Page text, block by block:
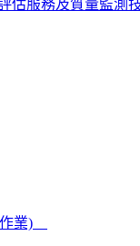
估服務及質量監測
作業)